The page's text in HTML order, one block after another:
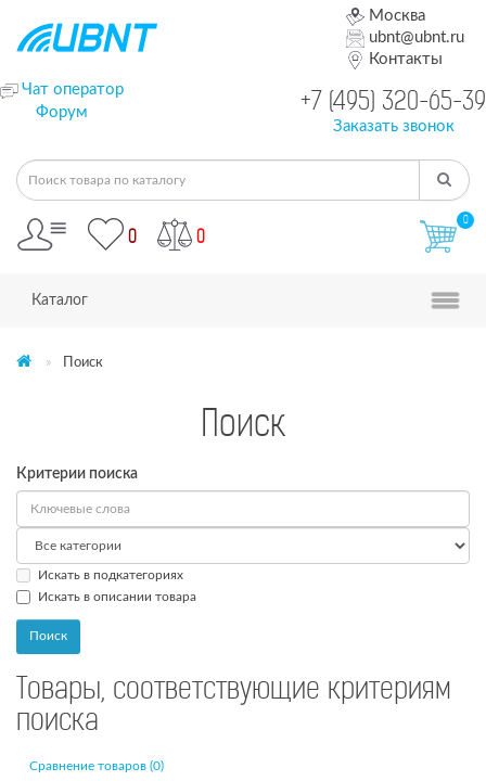
Москва
ubnt@ubnt.ru
Контакты
Чат оператор
Форум
+7 (495) 320-65-39
Заказать звонок
0 0
0
Каталог
Поиск
Поиск
Критерии поиска
Искать в подкатегориях
Искать в описании товара
Товары, соответствующие критериям
поиска
Сравнение товаров (0)